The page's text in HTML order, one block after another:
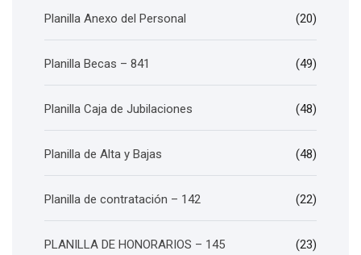
Planilla Anexo del Personal (20)
Planilla Becas – 841 (49)
Planilla Caja de Jubilaciones (48)
Planilla de Alta y Bajas (48)
Planilla de contratación – 142 (22)
PLANILLA DE HONORARIOS – 145 (23)